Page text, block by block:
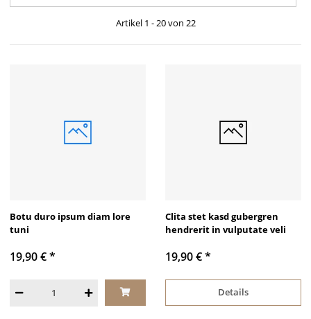
Artikel 1 - 20 von 22
Botu duro ipsum diam lore
tuni
19,90 €*
Clita stet kasd gubergren
hendrerit in vulputate veli
19,90 €*
Details